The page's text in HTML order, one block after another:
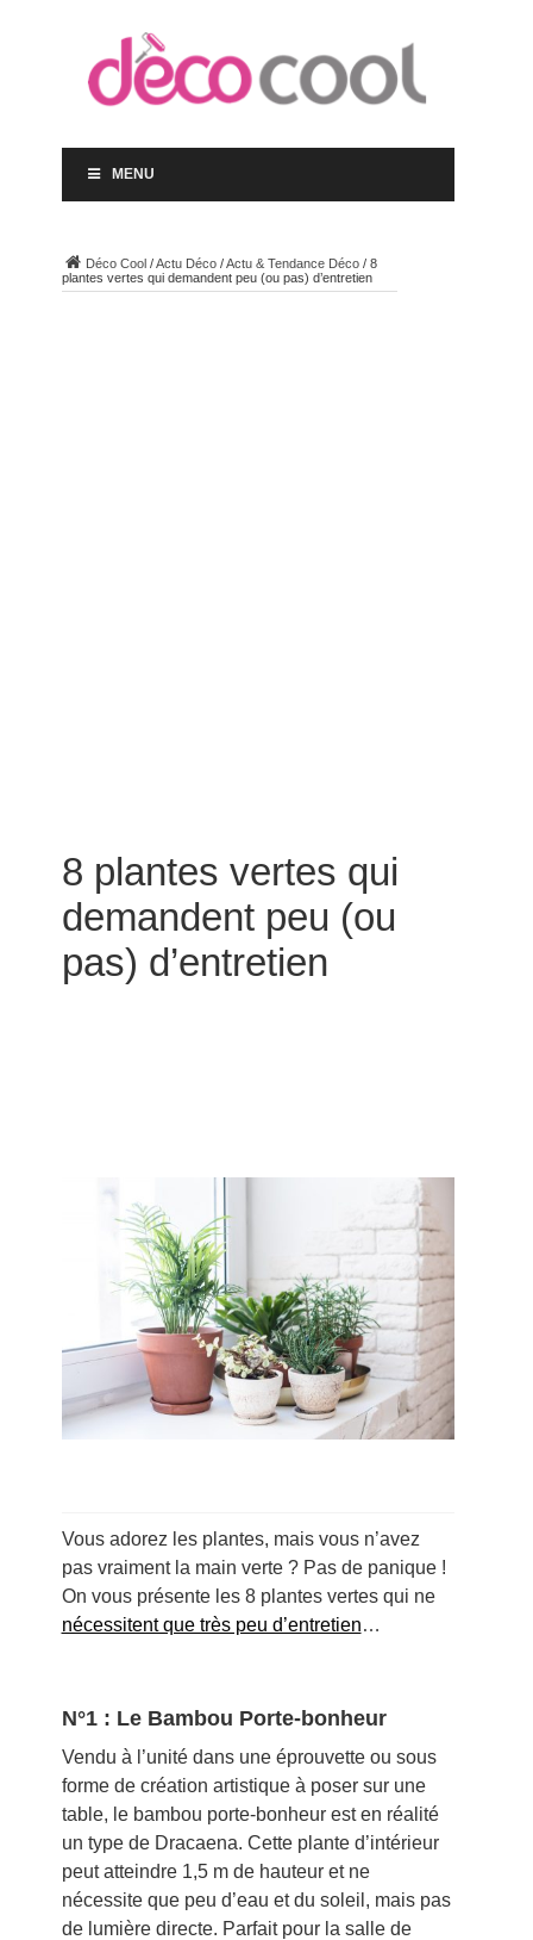
MENU
Déco Cool/Actu Déco/Actu & Tendance Déco/ 8
plantes vertes qui demandent peu (ou pas) d’entretien
8 plantes vertes qui
demandent peu (ou
pas) d’entretien
Vous adorez les plantes, mais vous n’avez
pas vraiment la main verte ? Pas de panique !
On vous présente les 8 plantes vertes qui ne
nécessitent que très peu d’entretien…
N°1 : Le Bambou Porte-bonheur
Vendu à l’unité dans une éprouvette ou sous
forme de création artistique à poser sur une
table, le bambou porte-bonheur est en réalité
un type de Dracaena. Cette plante d’intérieur
peut atteindre 1,5 m de hauteur et ne
nécessite que peu d’eau et du soleil, mais pas
de lumière directe. Parfait pour la salle de